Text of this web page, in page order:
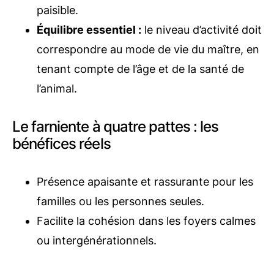
paisible.
Équilibre essentiel : le niveau d’activité doit
correspondre au mode de vie du maître, en
tenant compte de l’âge et de la santé de
l’animal.
Le farniente à quatre pattes : les
bénéfices réels
Présence apaisante et rassurante pour les
familles ou les personnes seules.
Facilite la cohésion dans les foyers calmes
ou intergénérationnels.